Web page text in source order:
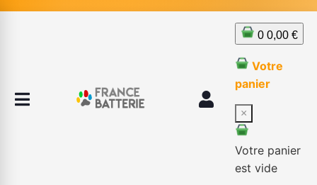
0 0,00 €
Votre
panier
×
Votre panier
est vide